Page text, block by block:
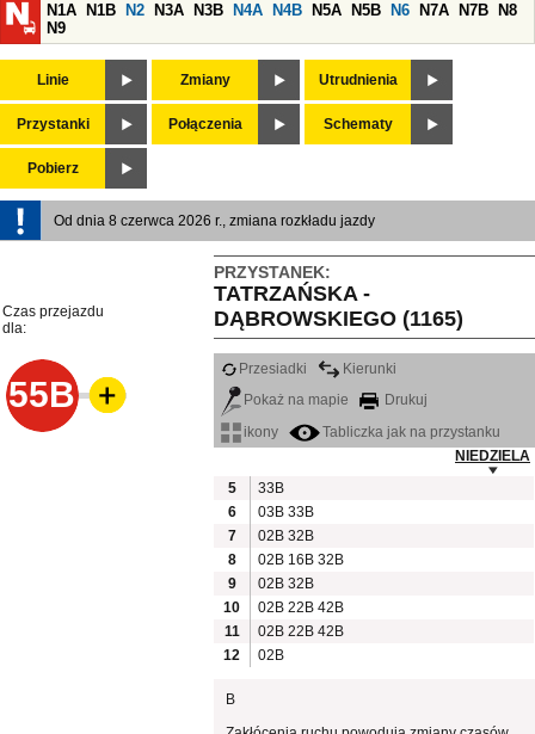
N1A
N1B N2 N3A N3B N4A N4B N5A N5B N6 N7A N7B
N8
N9
Linie Zmiany Utrudnienia
Przystanki Połączenia Schematy
Pobierz
Od dnia 8 czerwca 2026 r., zmiana rozkładu jazdy
PRZYSTANEK:
TATRZAŃSKA -
DĄBROWSKIEGO (1165)
Czas przejazdu
dla:
55B
Przesiadki
Kierunki
Pokaż na mapie
Drukuj
ikony
Tabliczka jak na przystanku
NIEDZIELA
5
33B
6
03B 33B
7
02B 32B
8
02B 16B 32B
9
02B 32B
10
02B 22B 42B
11
02B 22B 42B
12
02B
B